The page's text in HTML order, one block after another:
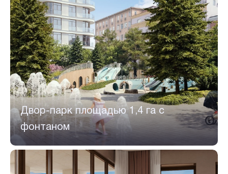
Двор-парк площадью 1,4 га с
фонтаном